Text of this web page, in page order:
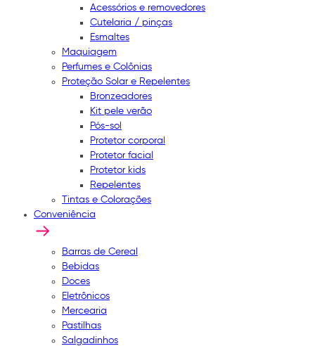
Acessórios e removedores
Cutelaria / pinças
Esmaltes
Maquiagem
Perfumes e Colônias
Proteção Solar e Repelentes
Bronzeadores
Kit pele verão
Pós-sol
Protetor corporal
Protetor facial
Protetor kids
Repelentes
Tintas e Colorações
Conveniência
Barras de Cereal
Bebidas
Doces
Eletrônicos
Mercearia
Pastilhas
Salgadinhos